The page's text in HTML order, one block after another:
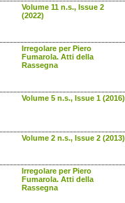
Volume 11 n.s., Issue 2
(2022)
Irregolare per Piero
Fumarola. Atti della
Rassegna
Volume 5 n.s., Issue 1 (2016)
Volume 2 n.s., Issue 2 (2013)
Irregolare per Piero
Fumarola. Atti della
Rassegna